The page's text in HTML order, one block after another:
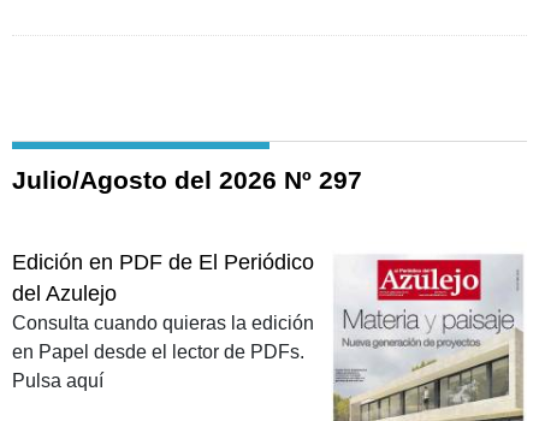
Julio/Agosto del 2026 Nº 297
Edición en PDF de El Periódico
del Azulejo
Consulta cuando quieras la edición
en Papel desde el lector de PDFs.
Pulsa aquí